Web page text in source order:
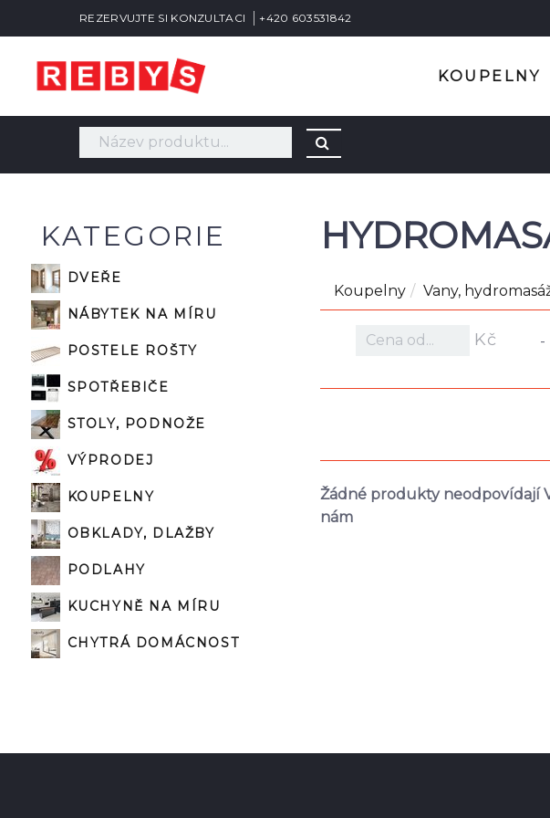
REZERVUJTE SI KONZULTACI +420 603531842
KOUPELNY
KATEGORIE
DVEŘE
NÁBYTEK NA MÍRU
POSTELE ROŠTY
SPOTŘEBIČE
STOLY, PODNOŽE
VÝPRODEJ
KOUPELNY
OBKLADY, DLAŽBY
PODLAHY
KUCHYNĚ NA MÍRU
CHYTRÁ DOMÁCNOST
Koupelny Vany,
Kč -
Žádné produkty neodpovídají
nám